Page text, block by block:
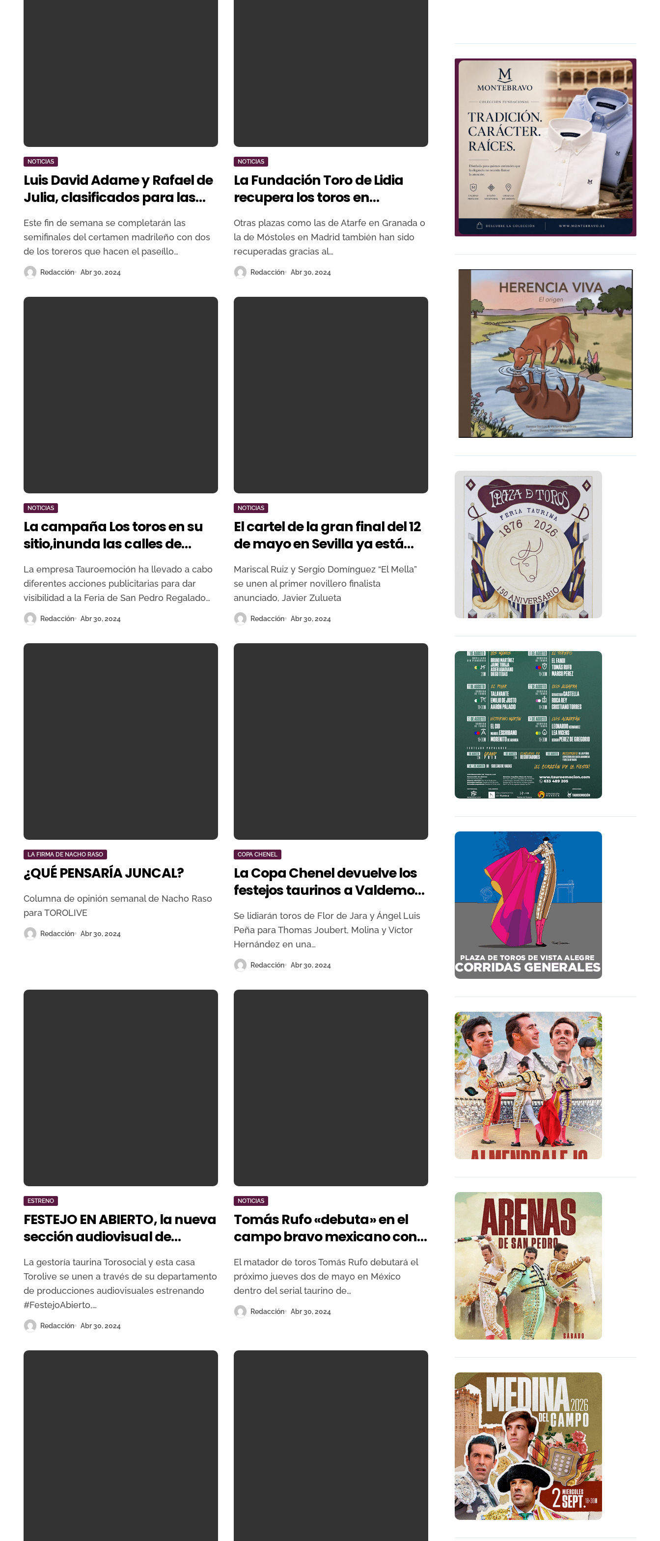
NOTICIAS
Luis David Adame y Rafael de
Julia, clasificados para las
semifinales de la Copa Chenel
Este fin de semana se completarán las
semifinales del certamen madrileño con dos
de los toreros que hacen el paseíllo…
Redacción Abr 30, 2024
NOTICIAS
La Fundación Toro de Lidia
recupera los toros en
Valdemoro
Otras plazas como las de Atarfe en Granada o
la de Móstoles en Madrid también han sido
recuperadas gracias al…
Redacción Abr 30, 2024
NOTICIAS
La campaña Los toros en su
sitio,inunda las calles de
La empresa Tauroemoción ha llevado a cabo
diferentes acciones publicitarias para dar
visibilidad a la Feria de San Pedro Regalado…
Redacción Abr 30, 2024
NOTICIAS
El cartel de la gran final del 12
de mayo en Sevilla ya está
completo
Mariscal Ruiz y Sergio Domínguez “El Mella”
se unen al primer novillero finalista
anunciado, Javier Zulueta
Redacción Abr 30, 2024
LA FIRMA DE NACHO RASO
¿QUÉ PENSARÍA JUNCAL?
Columna de opinión semanal de Nacho Raso
para TOROLIVE
Redacción Abr 30, 2024
COPA CHENEL
La Copa Chenel devuelve los
festejos taurinos a Valdemoro
14 años después
Se lidiarán toros de Flor de Jara y Ángel Luis
Peña para Thomas Joubert, Molina y Víctor
Hernández en una…
Redacción Abr 30, 2024
ESTRENO
FESTEJO EN ABIERTO, la nueva
sección audiovisual de
Torosocial y Torolive: Así es
una tarde de vacas en Luceni
La gestoría taurina Torosocial y esta casa
Torolive se unen a través de su departamento
de producciones audiovisuales estrenando
#FestejoAbierto,…
Redacción Abr 30, 2024
NOTICIAS
Tomás Rufo «debuta» en el
campo bravo mexicano con
la mente puesta en
Aguascalientes
El matador de toros Tomás Rufo debutará el
próximo jueves dos de mayo en México
dentro del serial taurino de…
Redacción Abr 30, 2024